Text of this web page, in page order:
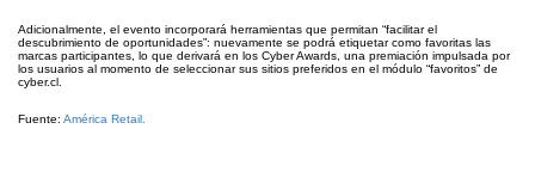
Adicionalmente, el evento incorporará herramientas que permitan “facilitar el
descubrimiento de oportunidades”: nuevamente se podrá etiquetar como favoritas las
marcas participantes, lo que derivará en los Cyber Awards, una premiación impulsada por
los usuarios al momento de seleccionar sus sitios preferidos en el módulo “favoritos” de
cyber.cl.
Fuente: América Retail.